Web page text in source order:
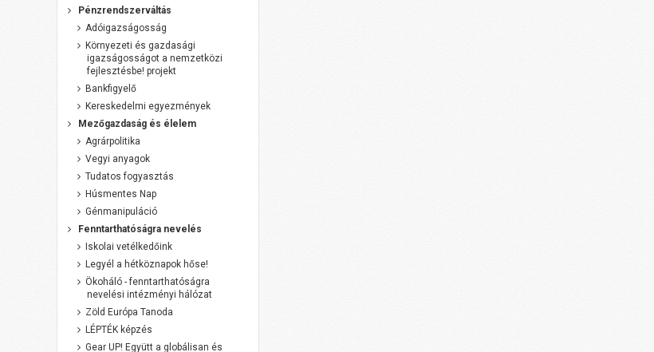
Pénzrendszerváltás
Adóigazságosság
Környezeti és gazdasági
igazságosságot a nemzetközi
fejlesztésbe! projekt
Bankfigyelő
Kereskedelmi egyezmények
Mezőgazdaság és élelem
Agrárpolitika
Vegyi anyagok
Tudatos fogyasztás
Húsmentes Nap
Génmanipuláció
Fenntarthatóságra nevelés
Iskolai vetélkedőink
Legyél a hétköznapok hőse!
Ökoháló - fenntarthatóságra
nevelési intézményi hálózat
Zöld Európa Tanoda
LÉPTÉK képzés
Gear UP! Együtt a globálisan és